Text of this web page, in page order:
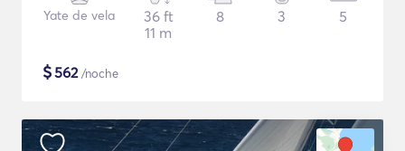
Yate de vela
36 ft
11 m
8 3 5
$562/noche